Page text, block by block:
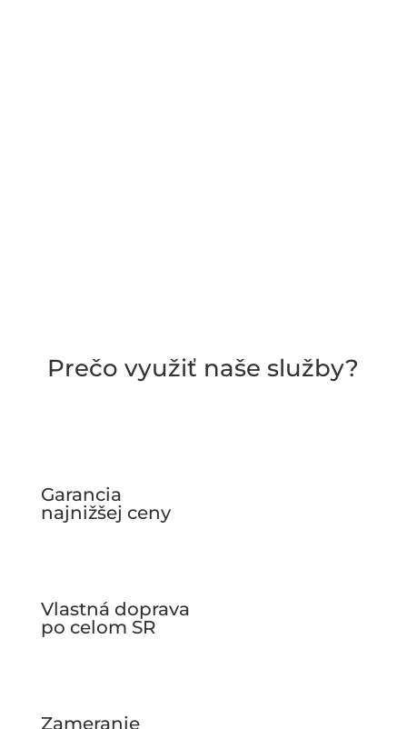
Prečo využiť naše služby?
Garancia
najnižšej ceny
Vlastná doprava
po celom SR
Zameranie